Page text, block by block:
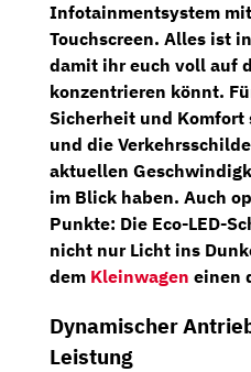
Infotainmentsystem
Touchscreen. Alles ist
damit ihr euch voll auf
konzentrieren könnt.
Sicherheit und Komfort
und die
aktuellen
im Blick haben. Auch
Punkte: Die Eco-LED-
nicht nur Licht ins
dem Kleinwagen einen
Dynamischer
Leistung